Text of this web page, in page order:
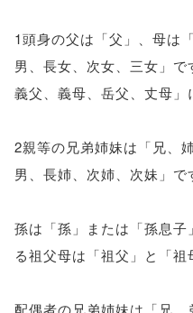
1頭身の父は「父」、母は
男、長女、次女、三女」で
義父、義母、岳父、丈母」
2親等の兄弟姉妹は「兄、
男、長姉、次姉、次妹」で
孫は「孫」または「孫息
る祖父母は「祖父」と「祖
配偶者の兄弟姉妹は「兄